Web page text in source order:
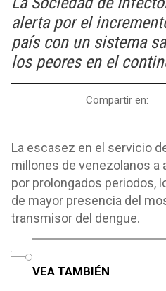
alerta por el
país con un sistema
los peores en el
Compartir en:
La escasez en el servicio
millones de venezolanos a
por prolongados periodos,
de mayor presencia del
transmisor del dengue.
VEA TAMBIÉN